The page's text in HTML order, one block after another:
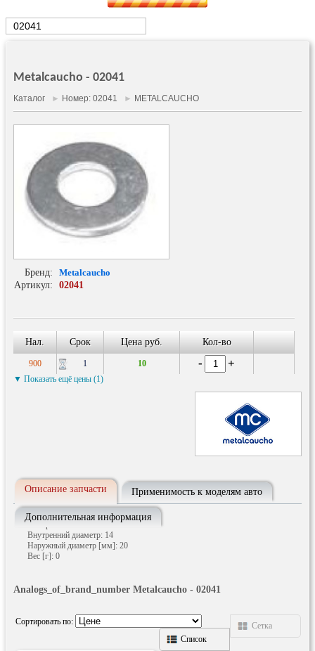
Metalcaucho - 02041
Каталог ► Номер: 02041 ► METALCAUCHO
Бренд:
Metalcaucho
Артикул:
02041
Нал. Срок Цена руб. Кол-во
900 1 10 - +
▼ Показать ещё цены (1)
Описание запчасти Применимость к моделям авто
Дополнительная информация
Материал: Алюминий
Внутренний диаметр: 14
Наружный диаметр [мм]: 20
Вес [г]: 0
Analogs_of_brand_number Metalcaucho - 02041
Сортировать по:
Сетка
Список